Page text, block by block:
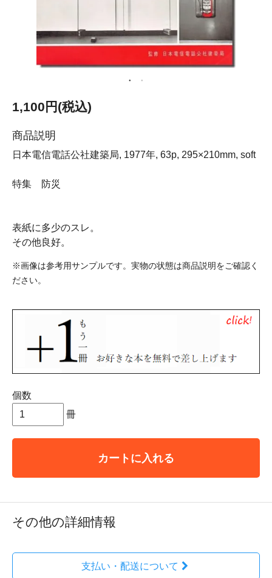
1,100円(税込)
商品説明
日本電信電話公社建築局, 1977年, 63p, 295×210mm, soft
特集 防災
表紙に多少のスレ。
その他良好。
※画像は参考用サンプルです。実物の状態は商品説明をご確認く
ださい。
個数
冊
カートに入れる
その他の詳細情報
支払い・配送について